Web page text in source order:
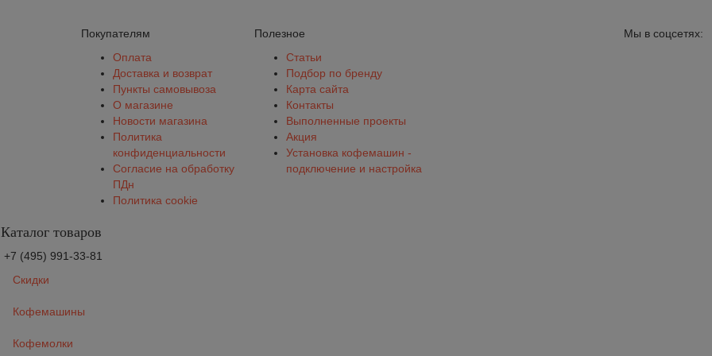
Покупателям
Оплата
Доставка и возврат
Пункты самовывоза
О магазине
Новости магазина
Политика
конфиденциальности
Согласие на обработку
ПДн
Политика cookie
Полезное
Статьи
Подбор по бренду
Карта сайта
Контакты
Выполненные проекты
Акция
Установка кофемашин -
подключение и настройка
Мы в соцсетях:
Каталог товаров
+7 (495) 991-33-81
Скидки
Кофемашины
Кофемолки